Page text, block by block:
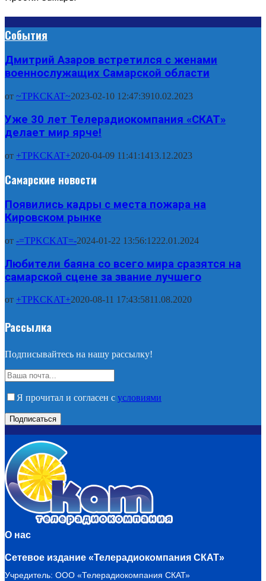
События
Дмитрий Азаров встретился с женами
военнослужащих Самарской области
от ~TPKCKAT~2023-02-10 12:47:3910.02.2023
Уже 30 лет Телерадиокомпания «СКАТ»
делает мир ярче!
от +TPKCKAT+2020-04-09 11:41:1413.12.2023
Самарские новости
Появились кадры с места пожара на
Кировском рынке
от -=TPKCKAT=-2024-01-22 13:56:1222.01.2024
Любители баяна со всего мира сразятся на
самарской сцене за звание лучшего
от +TPKCKAT+2020-08-11 17:43:5811.08.2020
Рассылка
Подписывайтесь на нашу рассылку!
Я прочитал и согласен с условиями
О нас
Сетевое издание «Телерадиокомпания СКАТ»
Учредитель: ООО «Телерадиокомпания СКАТ»